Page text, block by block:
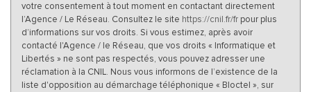
votre consentement à tout moment en contactant directement
l’Agence / Le Réseau. Consultez le site https://cnil.fr/fr pour plus
d’informations sur vos droits. Si vous estimez, après avoir
contacté l'Agence / le Réseau, que vos droits « Informatique et
Libertés » ne sont pas respectés, vous pouvez adresser une
réclamation à la CNIL. Nous vous informons de l’existence de la
liste d'opposition au démarchage téléphonique « Bloctel », sur